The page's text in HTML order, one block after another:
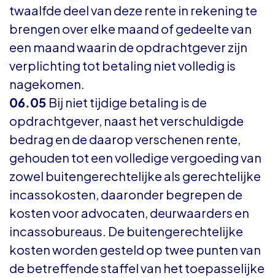
twaalfde deel van deze rente in rekening te
brengen over elke maand of gedeelte van
een maand waarin de opdrachtgever zijn
verplichting tot betaling niet volledig is
nagekomen.
06.05 Bij niet tijdige betaling is de
opdrachtgever, naast het verschuldigde
bedrag en de daarop verschenen rente,
gehouden tot een volledige vergoeding van
zowel buitengerechtelijke als gerechtelijke
incassokosten, daaronder begrepen de
kosten voor advocaten, deurwaarders en
incassobureaus. De buitengerechtelijke
kosten worden gesteld op twee punten van
de betreffende staffel van het toepasselijke